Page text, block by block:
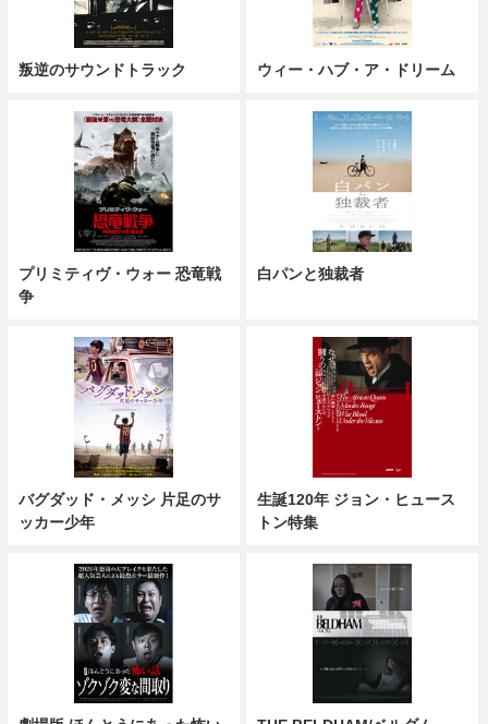
叛逆のサウンドトラック ウィー・ハブ・ア・ドリーム
プリミティヴ・ウォー 恐竜戦
争
白パンと独裁者
バグダッド・メッシ 片足のサ
ッカー少年
生誕120年 ジョン・ヒュース
トン特集